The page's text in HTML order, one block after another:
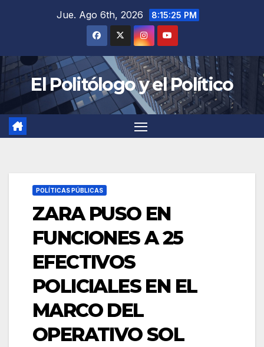
Jue. Ago 6th, 2026 8:15:26 PM
El Politólogo y el Político
POLÍTICAS PÚBLICAS
ZARA PUSO EN
FUNCIONES A 25
EFECTIVOS
POLICIALES EN EL
MARCO DEL
OPERATIVO SOL